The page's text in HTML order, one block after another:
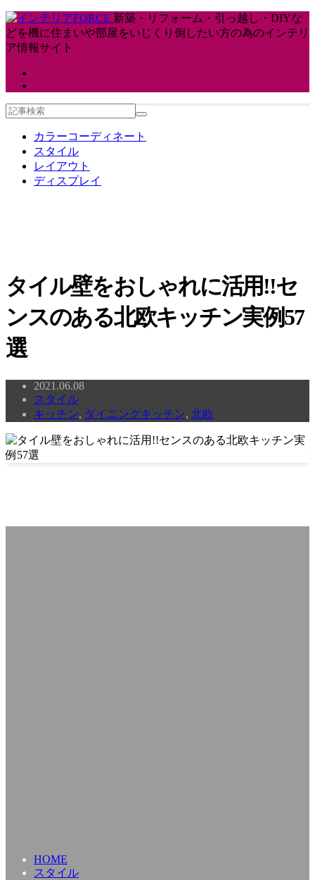
新築・リフォーム・引っ越し・DIYな
どを機に住まいや部屋をいじくり倒したい方の為のインテリ
ア情報サイト
カラーコーディネート
スタイル
レイアウト
ディスプレイ
タイル壁をおしゃれに活用!!セ
ンスのある北欧キッチン実例57
選
2021.06.08
スタイル
キッチン, ダイニングキッチン, 北欧
HOME
スタイル